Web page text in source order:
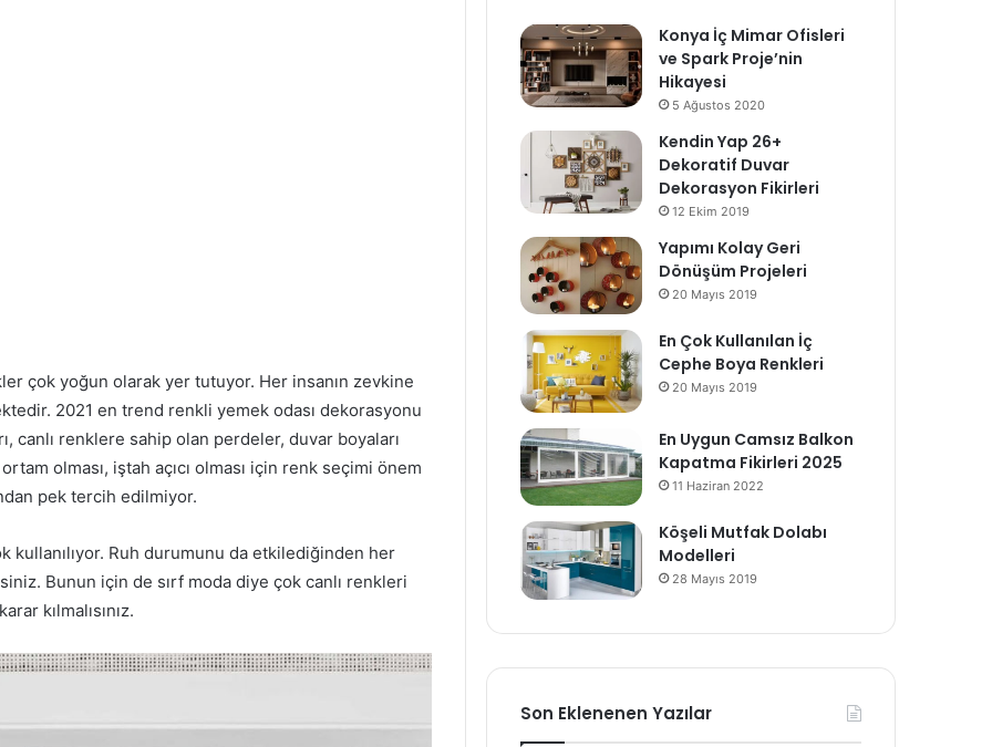
çok yoğun olarak yer tutuyor. Her insanın zevkine
2021 en trend renkli yemek odası dekorasyonu
canlı renklere sahip olan perdeler, duvar boyaları
olması, iştah açıcı olması için renk seçimi önem
pek tercih edilmiyor.
kullanılıyor. Ruh durumunu da etkilediğinden her
Bunun için de sırf moda diye çok canlı renkleri
kılmalısınız.
Konya İç Mimar Ofisleri
ve Spark Proje’nin
Hikayesi
5 Ağustos 2020
Kendin Yap 26+
Dekoratif Duvar
Dekorasyon Fikirleri
12 Ekim 2019
Yapımı Kolay Geri
Dönüşüm Projeleri
20 Mayıs 2019
En Çok Kullanılan İç
Cephe Boya Renkleri
20 Mayıs 2019
En Uygun Camsız Balkon
Kapatma Fikirleri 2025
11 Haziran 2022
Köşeli Mutfak Dolabı
Modelleri
28 Mayıs 2019
Son Eklenenen Yazılar